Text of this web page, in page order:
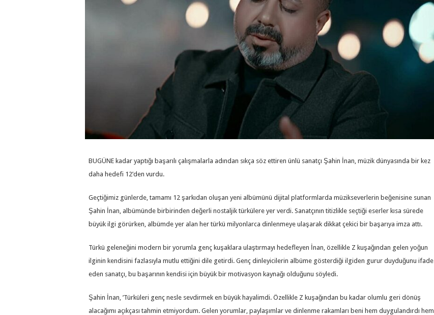
BUGÜNE kadar yaptığı başarılı çalışmalarla adından sıkça söz ettiren ünlü sanatçı Şahin İnan, müzik dünyasında bir kez
daha hedefi 12’den vurdu.
Geçtiğimiz günlerde, tamamı 12 şarkıdan oluşan yeni albümünü dijital platformlarda müzikseverlerin beğenisine sunan
Şahin İnan, albümünde birbirinden değerli nostaljik türkülere yer verdi. Sanatçının titizlikle seçtiği eserler kısa sürede
büyük ilgi görürken, albümde yer alan her türkü milyonlarca dinlenmeye ulaşarak dikkat çekici bir başarıya imza attı.
Türkü geleneğini modern bir yorumla genç kuşaklara ulaştırmayı hedefleyen İnan, özellikle Z kuşağından gelen yoğun
ilginin kendisini fazlasıyla mutlu ettiğini dile getirdi. Genç dinleyicilerin albüme gösterdiği ilgiden gurur duyduğunu ifade
eden sanatçı, bu başarının kendisi için büyük bir motivasyon kaynağı olduğunu söyledi.
Şahin İnan, ’Türküleri genç nesle sevdirmek en büyük hayalimdi. Özellikle Z kuşağından bu kadar olumlu geri dönüş
alacağımı açıkçası tahmin etmiyordum. Gelen yorumlar, paylaşımlar ve dinlenme rakamları beni hem duygulandırdı hem